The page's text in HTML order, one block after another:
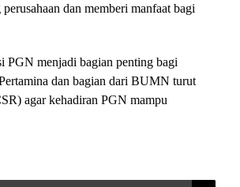
dan memberi manfaat bagi
PGN menjadi bagian penting bagi
dan bagian dari BUMN turut
agar kehadiran PGN mampu